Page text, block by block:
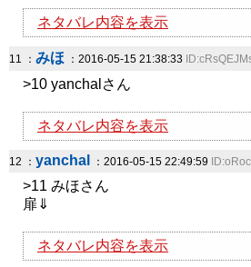
ネタバレ内容を表示
11 ： みほ ：2016-05-15 21:38:33
>10 yanchalさん
ネタバレ内容を表示
12 ： yanchal ：2016-05-15 22:49:59
>11 みほさん
扉⇓
ネタバレ内容を表示